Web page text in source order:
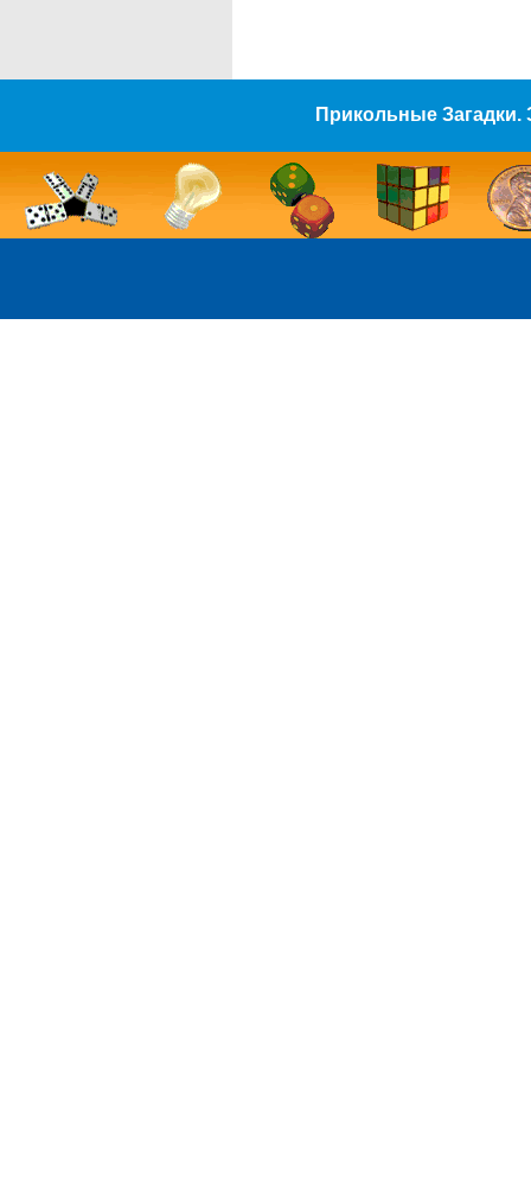
Прикольные Загадки.